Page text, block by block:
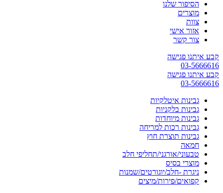
הסיפור שלנו
מוצרים
צוות
אזור אישי
צור קשר
קבע איתנו פגישה
03-5666616
קבע איתנו פגישה
03-5666616
גבינות איטלקיות
גבינות בלקניות
גבינות מיוחדות
גבינות רכות למריחה
גבינות תוצרת חוץ
חמאה
טבעוני/אורגני/תחליפי חלב
מוצרי בסיס
ניגרת -חלב/יוגורטים/שמנות
קפואים/פירות/מיצים